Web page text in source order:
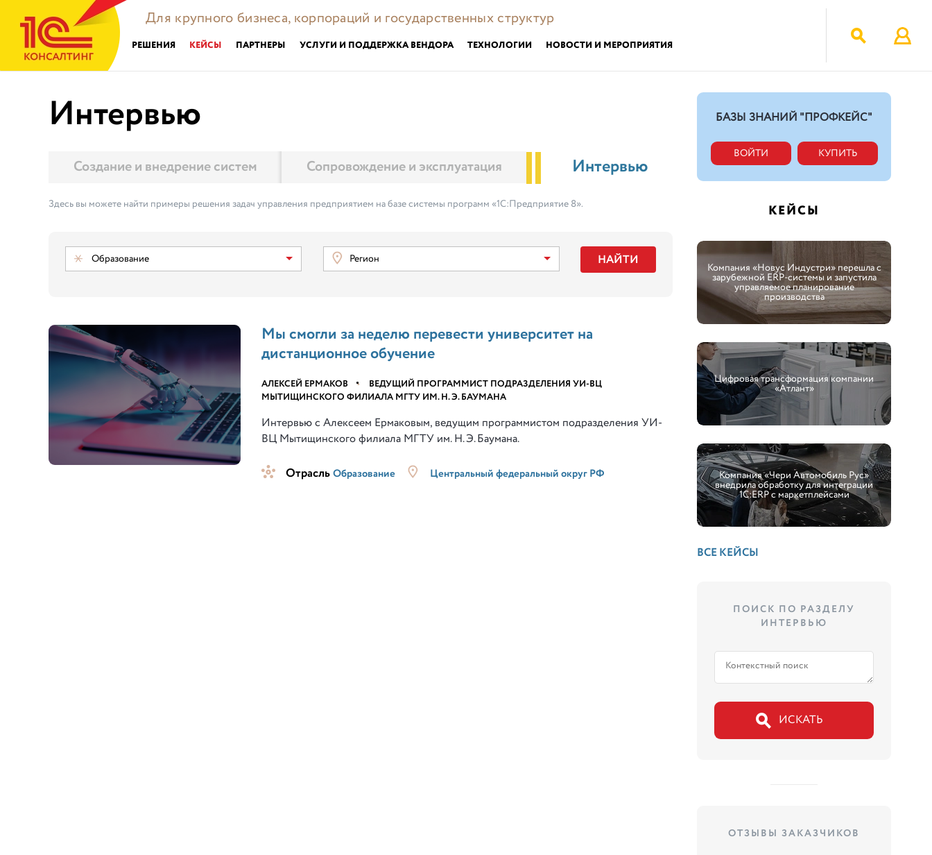
Для крупного бизнеса, корпораций и государственных структур
РЕШЕНИЯ КЕЙСЫ ПАРТНЕРЫ УСЛУГИ И ПОДДЕРЖКА ВЕНДОРА ТЕХНОЛОГИИ НОВОСТИ И МЕРОПРИЯТИЯ
Интервью
Создание и внедрение систем Сопровождение и эксплуатация Интервью
Здесь вы можете найти примеры решения задач управления предприятием на базе системы программ «1С:Предприятие 8».
Образование Регион НАЙТИ
Мы смогли за неделю перевести университет на
дистанционное обучение
АЛЕКСЕЙ ЕРМАКОВ •
ВЕДУЩИЙ ПРОГРАММИСТ ПОДРАЗДЕЛЕНИЯ УИ-ВЦ
МЫТИЩИНСКОГО ФИЛИАЛА МГТУ ИМ. Н. Э. БАУМАНА
Интервью с Алексеем Ермаковым, ведущим программистом подразделения УИ-
ВЦ Мытищинского филиала МГТУ им. Н. Э. Баумана.
ОтрасльОбразование Центральный федеральный округ РФ
БАЗЫ ЗНАНИЙ "ПРОФКЕЙС"
ВОЙТИ КУПИТЬ
КЕЙСЫ
Компания «Новус Индустри» перешла с
зарубежной ERP-системы и запустила
управляемое планирование
производства
Цифровая трансформация компании
«Атлант»
Компания «Чери Автомобиль Рус»
внедрила обработку для интеграции
1С:ERP с маркетплейсами
ВСЕ КЕЙСЫ
ПОИСК ПО РАЗДЕЛУ
ИНТЕРВЬЮ
ОТЗЫВЫ ЗАКАЗЧИКОВ